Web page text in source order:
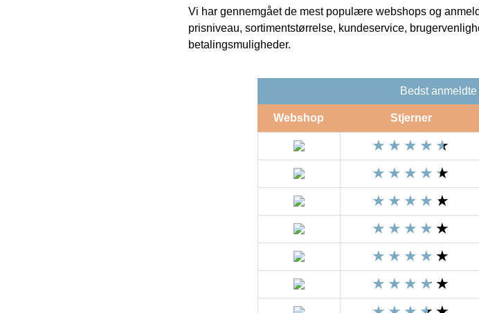
Vi har gennemgået de mest populære webshops og
prisniveau, sortimentstørrelse, kundeservice,
betalingsmuligheder.
Bedst
Webshop Stjerner